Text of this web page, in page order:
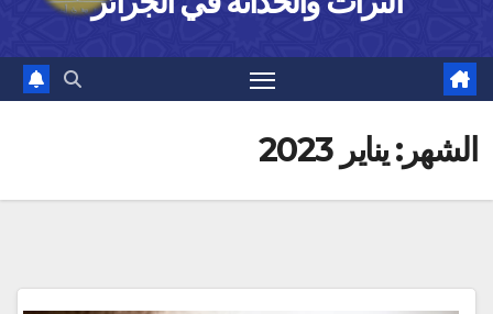
الشهر:يناير 2023